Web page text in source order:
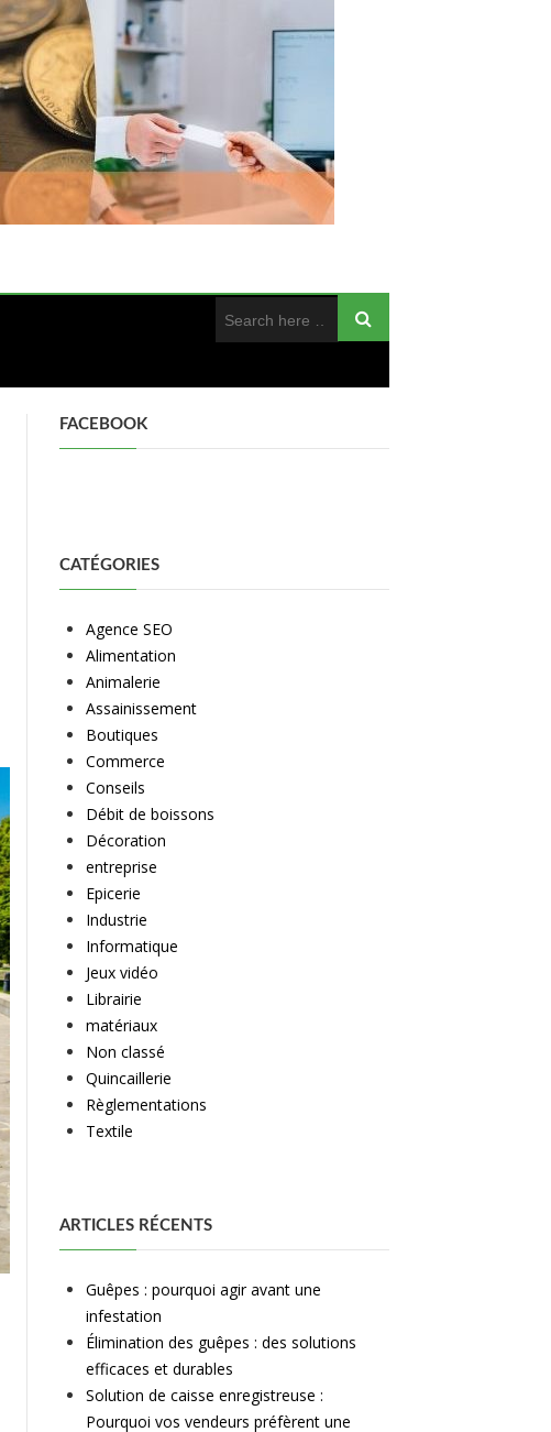
FACEBOOK
CATÉGORIES
Agence SEO
Alimentation
Animalerie
Assainissement
Boutiques
Commerce
Conseils
Débit de boissons
Décoration
entreprise
Epicerie
Industrie
Informatique
Jeux vidéo
Librairie
matériaux
Non classé
Quincaillerie
Règlementations
Textile
ARTICLES RÉCENTS
Guêpes : pourquoi agir avant une
infestation
Élimination des guêpes : des solutions
efficaces et durables
Solution de caisse enregistreuse :
Pourquoi vos vendeurs préfèrent une